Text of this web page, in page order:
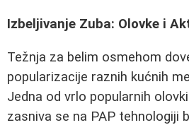
Izbeljivanje Zuba: Olovke i
Težnja za belim osmehom
popularizacije raznih kućnih
Jedna od vrlo popularnih
zasniva se na PAP tehnologiji